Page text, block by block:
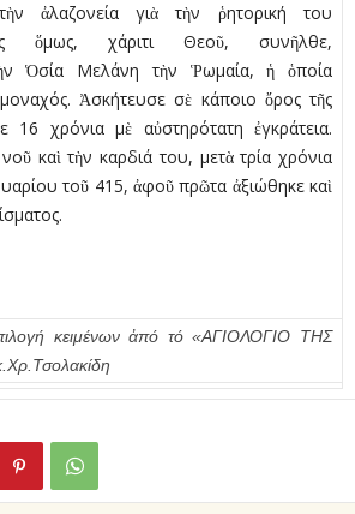
ἀλαζονεία γιὰ τὴν ῥητορική του
ὅμως, χάριτι Θεοῦ, συνῆλθε,
Ὁσία Μελάνη τὴν Ῥωμαία, ἡ ὁποία
Ἀσκήτευσε σὲ κάποιο ὄρος τῆς
16 χρόνια μὲ αὐστηρότατη ἐγκράτεια.
καὶ τὴν καρδιά του, μετὰ τρία χρόνια
τοῦ 415, ἀφοῦ πρῶτα ἀξιώθηκε καὶ
κειμένων ἀπό τό «ΑΓΙΟΛΟΓΙΟ ΤΗΣ